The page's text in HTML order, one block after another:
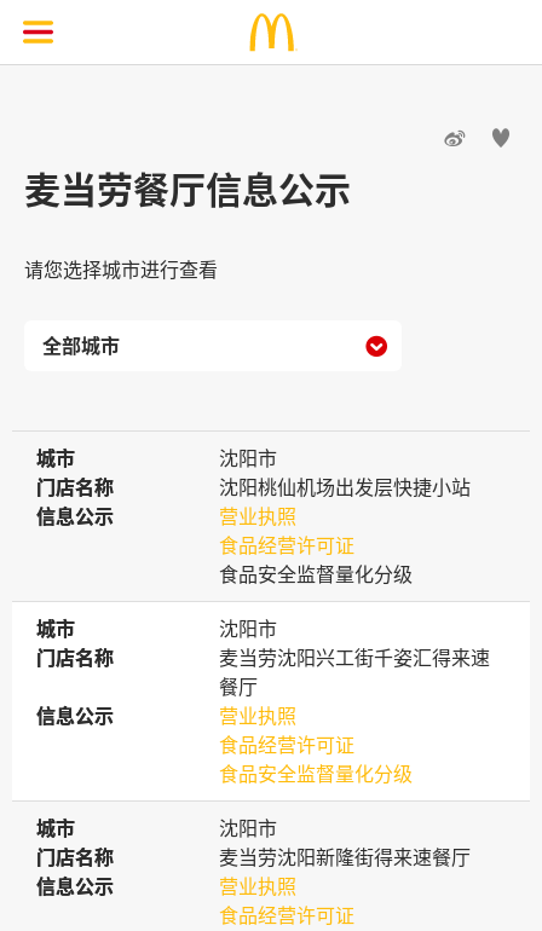
 
麦当劳餐厅信息公示
请您选择城市进行查看

城市
城市
沈阳市
门店名称
门店名称
沈阳桃仙机场出发层快捷小站
信息公示
信息公示
营业执照
食品经营许可证
食品安全监督量化分级
城市
城市
沈阳市
门店名称
门店名称
麦当劳沈阳兴工街千姿汇得来速
餐厅
信息公示
信息公示
营业执照
食品经营许可证
食品安全监督量化分级
城市
城市
沈阳市
门店名称
门店名称
麦当劳沈阳新隆街得来速餐厅
信息公示
信息公示
营业执照
食品经营许可证